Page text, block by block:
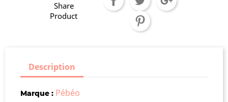
Share
Product
Description
Marque : Pébéo